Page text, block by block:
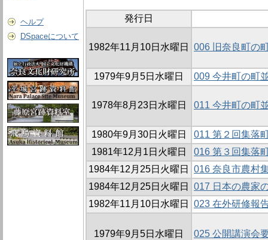
ヘルプ
DSpaceについて
発行日
1982年11月10日水曜日 006 旧奈良町の
1979年9月5日水曜日 009 今井町の町
1978年8月23日水曜日 011 今井町の町
1980年9月30日火曜日
011 第２回集落
1981年12月1日火曜日
016 第３回集落
1984年12月25日火曜日
016 奈良市農村
1984年12月25日火曜日
017 日本の農家
1982年11月10日水曜日
023 在外研修報
1979年9月5日水曜日 025 公開講演会